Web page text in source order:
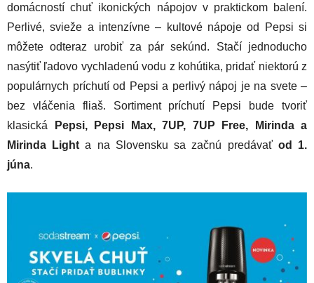
domácností chuť ikonických nápojov v praktickom balení.
Perlivé, svieže a intenzívne – kultové nápoje od Pepsi si
môžete odteraz urobiť za pár sekúnd. Stačí jednoducho
nasýtiť ľadovo vychladenú vodu z kohútika, pridať niektorú z
populárnych príchutí od Pepsi a perlivý nápoj je na svete –
bez vláčenia fliaš. Sortiment príchutí Pepsi bude tvoriť
klasická
Pepsi, Pepsi Max, 7UP, 7UP Free, Mirinda a
Mirinda Light a na Slovensku sa začnú predávať od 1.
júna.